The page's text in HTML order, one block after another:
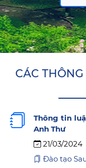
CÁC
Thông tin
Anh Thư
21/03/2024
Đào tạo